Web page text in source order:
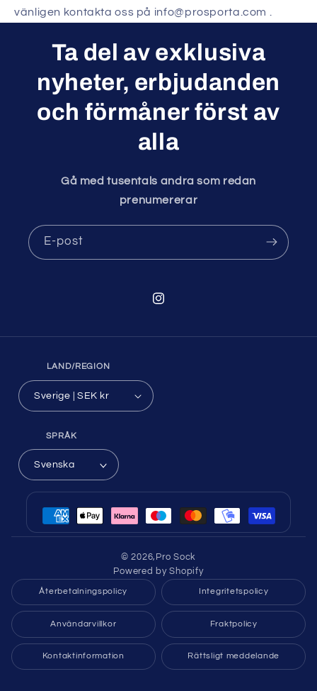
vänligen kontakta oss på info@prosporta.com .
Ta del av exklusiva
nyheter, erbjudanden
och förmåner först av
alla
Gå med tusentals andra som redan
prenumererar
E-post
Instagram
LAND/REGION
Sverige | SEK kr
SPRÅK
Svenska
Betalningsmetoder
© 2026, Pro Sock
Powered by Shopify
Återbetalningspolicy Integritetspolicy
Användarvillkor Fraktpolicy
Kontaktinformation Rättsligt meddelande